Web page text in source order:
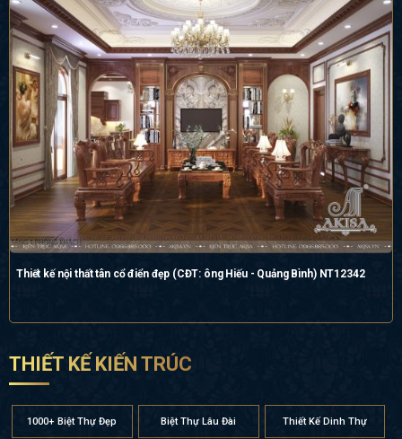
Thiết kế nội thất tân cổ điển đẹp (CĐT: ông Hiếu - Quảng Bình) NT12342
THIẾT KẾ KIẾN TRÚC
1000+ Biệt Thự Đẹp Biệt Thự Lâu Đài Thiết Kế Dinh Thự